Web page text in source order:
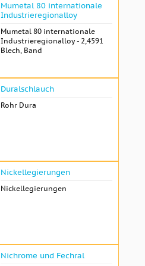
Mumetal 80 internationale
Industrieregionalloy
Mumetal 80 internationale
Industrieregionalloy - 2,4591
Blech, Band
Duralschlauch
Rohr Dura
Nickellegierungen
Nickellegierungen
Nichrome und Fechral